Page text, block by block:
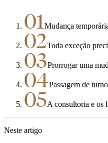
01Mudança
02Toda exceção
03Prorrogar uma
04Passagem de
05A consultoria e os
Neste artigo